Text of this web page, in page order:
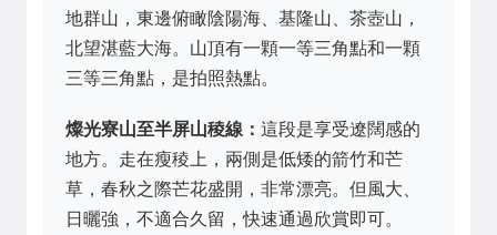
地群山，東邊俯瞰陰陽海、基隆山、茶壺山，
北望湛藍大海。山頂有一顆一等三角點和一顆
三等三角點，是拍照熱點。
燦光寮山至半屏山稜線： 這段是享受遼闊感的
地方。走在瘦稜上，兩側是低矮的箭竹和芒
草，春秋之際芒花盛開，非常漂亮。但風大、
日曬強，不適合久留，快速通過欣賞即可。